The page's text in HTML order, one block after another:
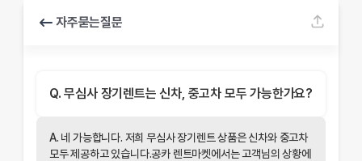
자주묻는질문
Q.무심사 장기렌트는 신차, 중고차 모두 가능한가요?
A. 네 가능합니다. 저희 무심사 장기렌트 상품은 신차와 중고차
모두 제공하고 있습니다.공카 렌트마켓에서는 고객님의 상황에